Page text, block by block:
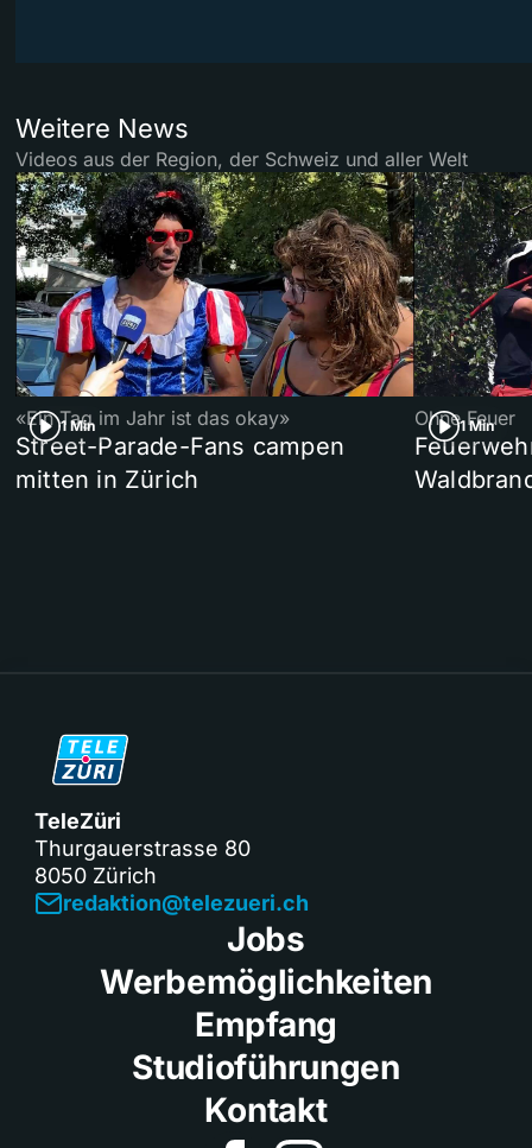
Weitere News
Videos aus der Region, der Schweiz und aller Welt
1 Min
«Ein Tag im Jahr ist das okay»
Street-Parade-Fans campen
mitten in Zürich
1 Min
Ohne Feuer
TeleZüri
Thurgauerstrasse 80
8050 Zürich
redaktion@telezueri.ch
Jobs
Werbemöglichkeiten
Empfang
Studioführungen
Kontakt